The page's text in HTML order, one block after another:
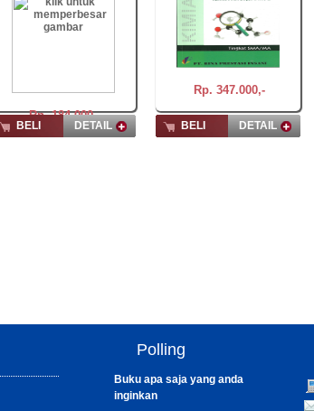
Rp. 184.000,-
BELI DETAIL
Rp. 347.000,-
BELI DETAIL
Polling
Buku apa saja yang anda
inginkan